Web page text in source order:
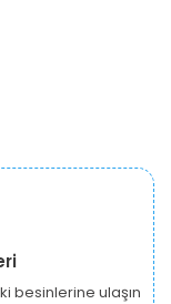
besinlerine ulaşın